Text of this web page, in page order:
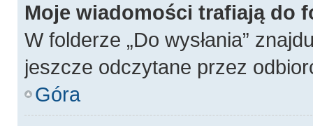
Moje wiadomości trafiają do
W folderze „Do wysłania”
jeszcze odczytane przez
Góra